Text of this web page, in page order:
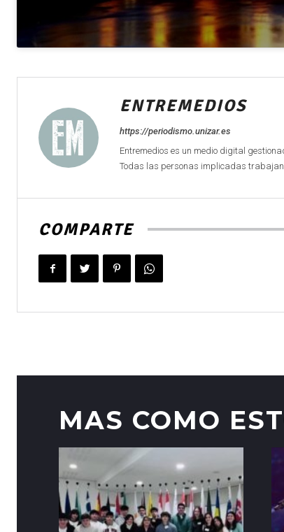
ENTREMEDIOS
https://periodismo.unizar.es
Entremedios es un medio digital
Todas las personas implicadas trabajan
COMPARTE
MAS COMO